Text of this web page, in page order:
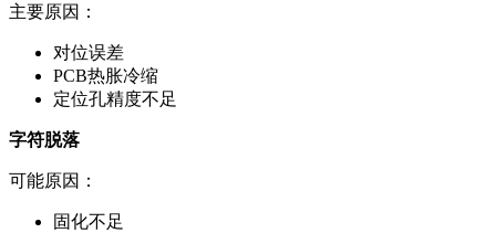
主要原因：
对位误差
PCB热胀冷缩
定位孔精度不足
字符脱落
可能原因：
固化不足